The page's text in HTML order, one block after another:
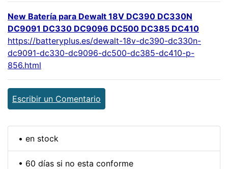
New Batería para Dewalt 18V DC390 DC330N
DC9091 DC330 DC9096 DC500 DC385 DC410
https://batteryplus.es/dewalt-18v-dc390-dc330n-
dc9091-dc330-dc9096-dc500-dc385-dc410-p-
856.html
Escribir un Comentario
• en stock
• 60 días si no esta conforme